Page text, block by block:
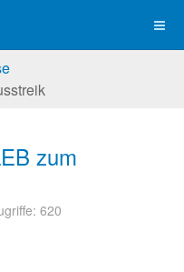
zum
620